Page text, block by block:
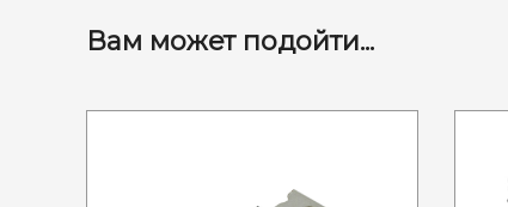
Вам может подойти...